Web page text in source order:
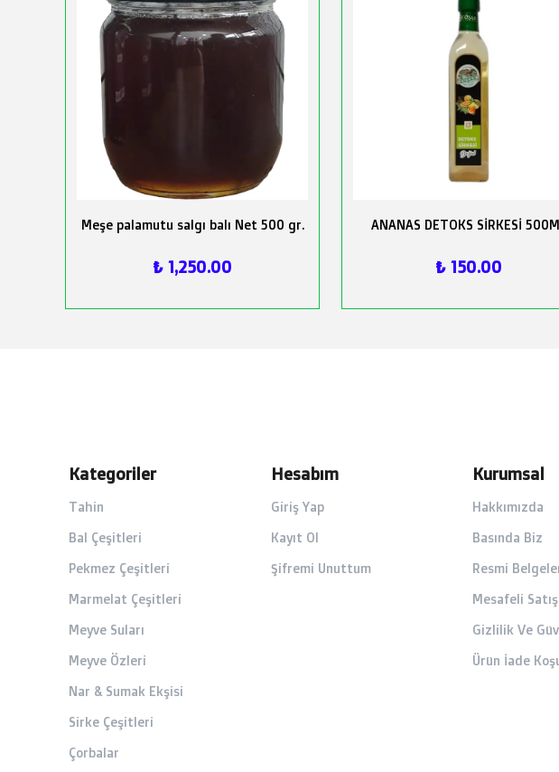
Meşe palamutu salgı balı Net 500 gr.
₺ 1,250.00
ANANAS DETOKS SİRKESİ
₺ 150.00
Kategoriler
Tahin
Bal Çeşitleri
Pekmez Çeşitleri
Marmelat Çeşitleri
Meyve Suları
Meyve Özleri
Nar & Sumak Ekşisi
Sirke Çeşitleri
Çorbalar
Hesabım
Giriş Yap
Kayıt Ol
Şifremi Unuttum
Kurumsal
Hakkımızda
Basında Biz
Resmi
Mesafeli
Gizlilik Ve
Ürün İade